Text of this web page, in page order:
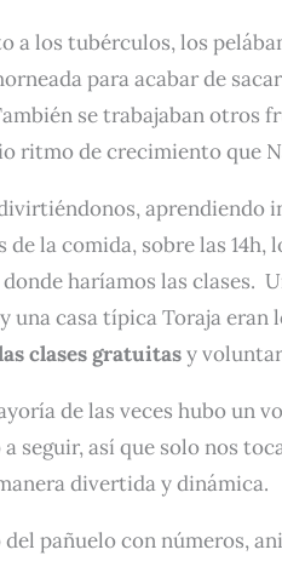
a los tubérculos, los
para acabar de
se trabajaban otros
ritmo de crecimiento que
aprendiendo
de la comida, sobre las
haríamos las clases.
una casa típica Toraja eran
clases gratuitasy
de las veces hubo un
seguir, así que solo nos
divertida y dinámica.
del pañuelo con números,